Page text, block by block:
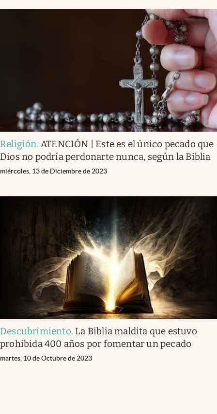
Religión.ATENCIÓN | Este es el único pecado que
Dios no podría perdonarte nunca, según la Biblia
miércoles, 13 de Diciembre de 2023
Descubrimiento. La Biblia maldita que estuvo
prohibida 400 años por fomentar un pecado
martes, 10 de Octubre de 2023